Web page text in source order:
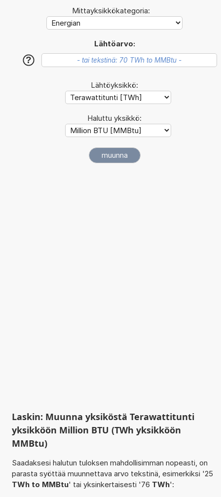
Mittayksikkökategoria:
Lähtöarvo:
?
Lähtöyksikkö:
Haluttu yksikkö:
Laskin: Muunna yksiköstä Terawattitunti
yksikköön Million BTU (TWh yksikköön
MMBtu)
Saadaksesi halutun tuloksen mahdollisimman nopeasti, on
parasta syöttää muunnettava arvo tekstinä, esimerkiksi '25
TWh to MMBtu' tai yksinkertaisesti '76 TWh':